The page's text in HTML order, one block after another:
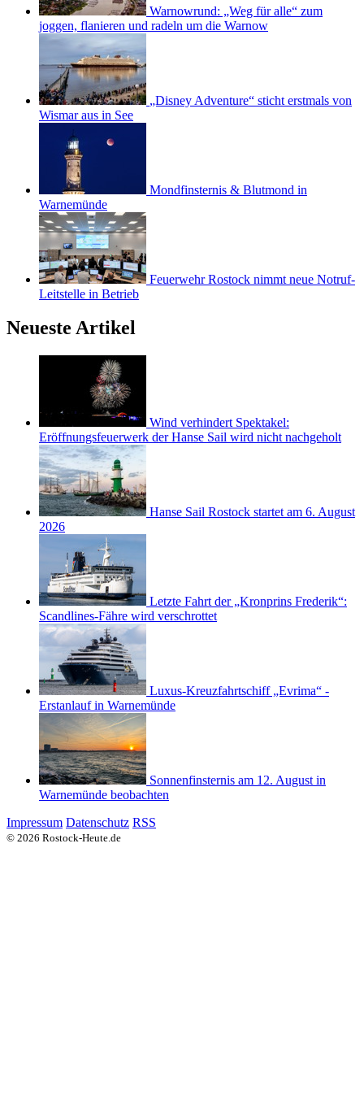
Warnowrund: „Weg für alle“ zum
joggen, flanieren und radeln um die Warnow
„Disney Adventure“ sticht erstmals von
Wismar aus in See
Mondfinsternis & Blutmond in
Warnemünde
Feuerwehr Rostock nimmt neue Notruf-
Leitstelle in Betrieb
Neueste Artikel
Wind verhindert Spektakel:
Eröffnungsfeuerwerk der Hanse Sail wird nicht nachgeholt
Hanse Sail Rostock startet am 6. August
2026
Letzte Fahrt der „Kronprins Frederik“:
Scandlines-Fähre wird verschrottet
Luxus-Kreuzfahrtschiff „Evrima“ -
Erstanlauf in Warnemünde
Sonnenfinsternis am 12. August in
Warnemünde beobachten
Impressum Datenschutz RSS
© 2026 Rostock-Heute.de